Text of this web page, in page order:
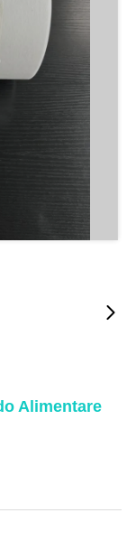
Alimentare